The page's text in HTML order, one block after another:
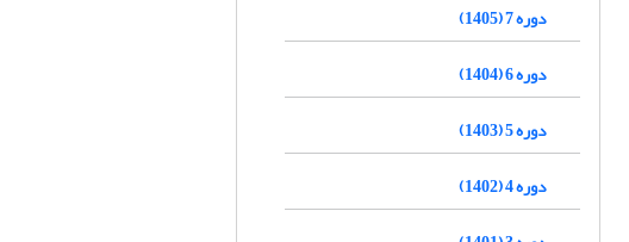
دوره 7 (1405)
دوره 6 (1404)
دوره 5 (1403)
دوره 4 (1402)